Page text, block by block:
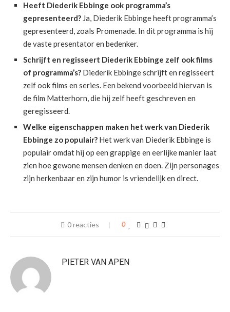
Heeft Diederik Ebbinge ook programma’s
gepresenteerd? Ja, Diederik Ebbinge heeft programma’s
gepresenteerd, zoals Promenade. In dit programma is hij
de vaste presentator en bedenker.
Schrijft en regisseert Diederik Ebbinge zelf ook films
of programma’s? Diederik Ebbinge schrijft en regisseert
zelf ook films en series. Een bekend voorbeeld hiervan is
de film Matterhorn, die hij zelf heeft geschreven en
geregisseerd.
Welke eigenschappen maken het werk van Diederik
Ebbinge zo populair? Het werk van Diederik Ebbinge is
populair omdat hij op een grappige en eerlijke manier laat
zien hoe gewone mensen denken en doen. Zijn personages
zijn herkenbaar en zijn humor is vriendelijk en direct.
0 reacties 0
PIETER VAN APEN